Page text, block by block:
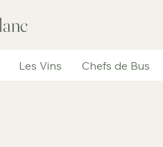
Les Vins Chefs de Bus